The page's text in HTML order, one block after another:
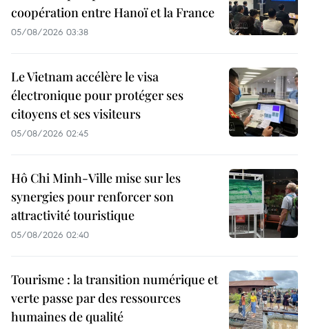
coopération entre Hanoï et la France
05/08/2026 03:38
Le Vietnam accélère le visa
électronique pour protéger ses
citoyens et ses visiteurs
05/08/2026 02:45
Hô Chi Minh-Ville mise sur les
synergies pour renforcer son
attractivité touristique
05/08/2026 02:40
Tourisme : la transition numérique et
verte passe par des ressources
humaines de qualité